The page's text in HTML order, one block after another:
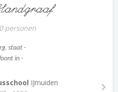
personen
staat -
in -
IJmuiden